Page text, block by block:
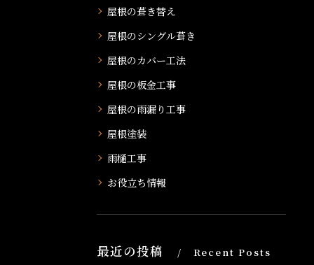
屋根の葺き替え
屋根のシングル葺き
屋根のカバー工法
屋根の板金工事
屋根の雨漏り工事
屋根塗装
雨樋工事
お役立ち情報
最近の投稿 Recent Posts